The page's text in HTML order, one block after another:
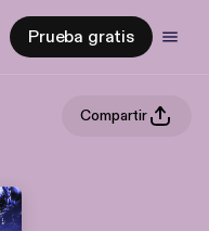
Prueba gratis
Compartir